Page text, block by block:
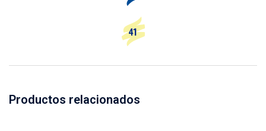
Productos relacionados